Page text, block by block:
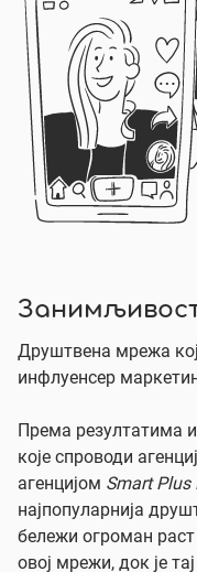
Друштвена мрежа
инфлуенсер
Према резултатима
које спроводи
агенцијом Smart Plus
најпопуларнија
бележи огроман
овој мрежи, док је